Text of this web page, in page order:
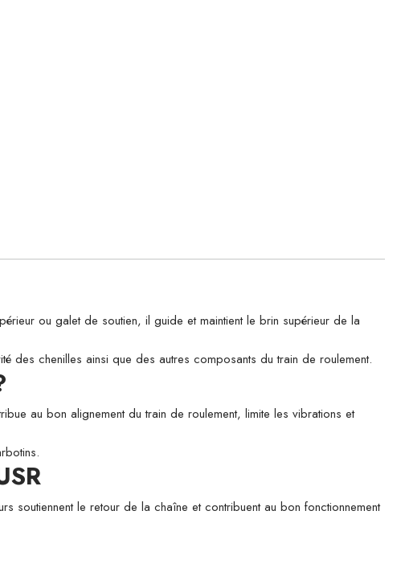
ou galet de soutien, il guide et maintient le brin supérieur de la
des chenilles ainsi que des autres composants du train de roulement.
au bon alignement du train de roulement, limite les vibrations et
soutiennent le retour de la chaîne et contribuent au bon fonctionnement